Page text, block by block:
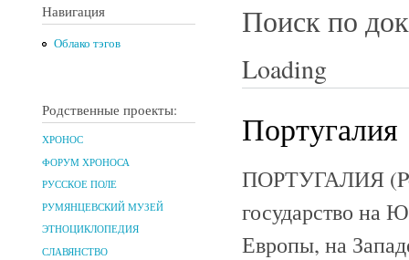
Навигация
Облако тэгов
Родственные проекты:
ХРОНОС
ФОРУМ ХРОНОСА
РУССКОЕ ПОЛЕ
РУМЯНЦЕВСКИЙ МУЗЕЙ
ЭТНОЦИКЛОПЕДИЯ
СЛАВЯНСТВО
Поиск по
Loading
Португалия
ПОРТУГАЛИЯ
государство на
Европы, на